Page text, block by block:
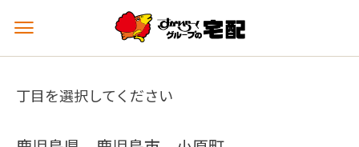
メ
ュ
を
丁目を選択してください